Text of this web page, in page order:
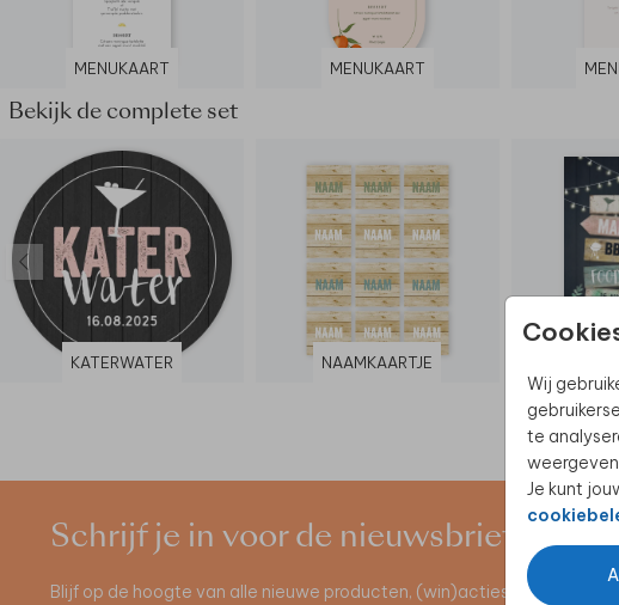
Wij
te
Je kunt
MENUKAART MENUKAART
Bekijk de complete set
KATERWATER NAAMKAARTJE
Schrijf je in voor de nieuwsbrief
Blijf op de hoogte van alle nieuwe producten, (win)acties en unieke